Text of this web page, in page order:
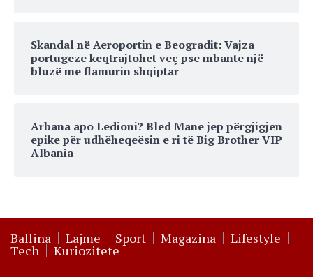
Skandal në Aeroportin e Beogradit: Vajza
portugeze keqtrajtohet veç pse mbante një
bluzë me flamurin shqiptar
Arbana apo Ledioni? Bled Mane jep përgjigjen
epike për udhëheqeësin e ri të Big Brother VIP
Albania
Ballina Lajme Sport Magazina Lifestyle
Tech Kuriozitete